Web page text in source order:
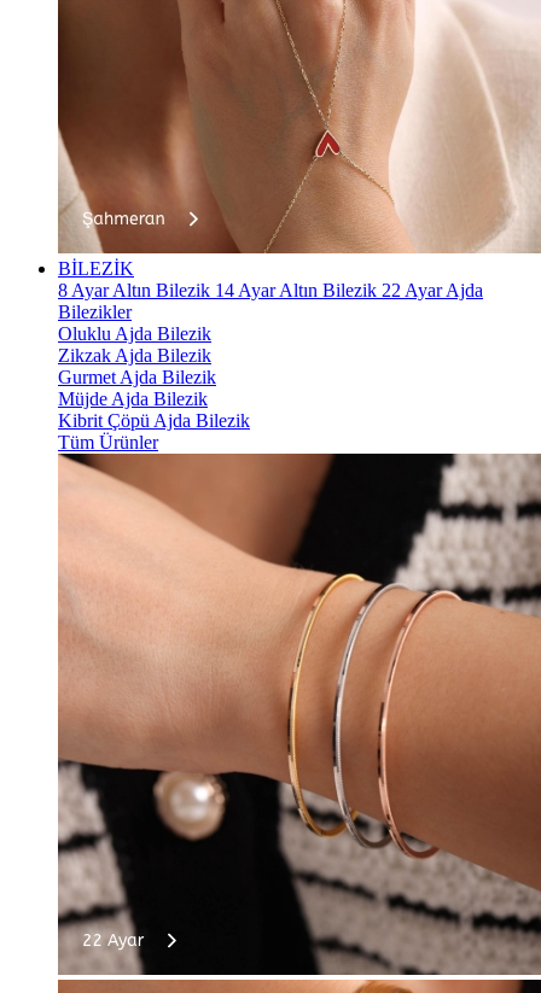
BİLEZİK
8 Ayar Altın Bilezik 14 Ayar Altın Bilezik 22 Ayar Ajda
Bilezikler
Oluklu Ajda Bilezik
Zikzak Ajda Bilezik
Gurmet Ajda Bilezik
Müjde Ajda Bilezik
Kibrit Çöpü Ajda Bilezik
Tüm Ürünler